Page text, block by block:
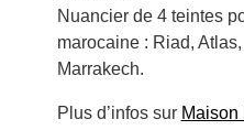
Nuancier de 4 teintes
marocaine : Riad,
Marrakech.
Plus d’infos sur Maison